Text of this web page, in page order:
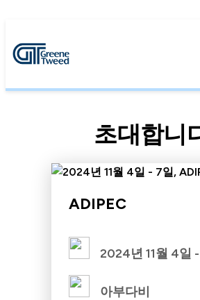
초대합니
ADIPEC
2024년 11월 4일
아부다비